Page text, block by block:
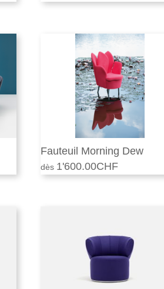
Fauteuil Morning Dew
1'600.00CHF